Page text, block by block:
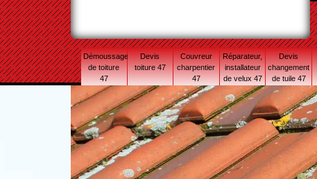
Démoussage
de toiture
47
Devis
toiture 47
Couvreur
charpentier
47
Réparateur,
installateur
de velux 47
Devis
changement
de tuile 47